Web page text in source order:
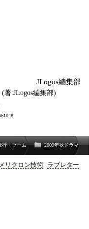
JLogos編集部
(著:JLogos編集部)
行・ブーム 2009年秋ドラマ
メリクロン技術 ラブレター